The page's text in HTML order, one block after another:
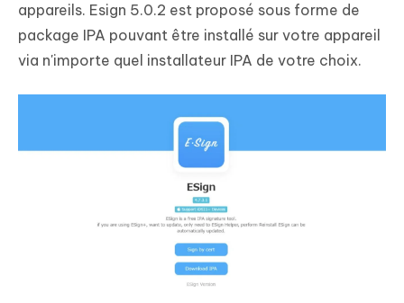
appareils. Esign 5.0.2 est proposé sous forme de
package IPA pouvant être installé sur votre appareil
via n'importe quel installateur IPA de votre choix.